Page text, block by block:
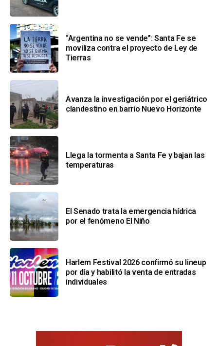
“Argentina no se vende”: Santa Fe se
moviliza contra el proyecto de Ley de
Tierras
Avanza la investigación por el geriátrico
clandestino en barrio Nuevo Horizonte
Llega la tormenta a Santa Fe y bajan las
temperaturas
El Senado trata la emergencia hídrica
por el fenómeno El Niño
Harlem Festival 2026 confirmó su lineup
por día y habilitó la venta de entradas
individuales